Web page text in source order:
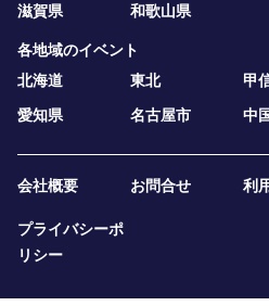
滋賀県
和歌山県
各地域のイベント
北海道
東北 甲
愛知県
名古屋市 中
会社概要 お問合せ 利
プライバシーポ
リシー